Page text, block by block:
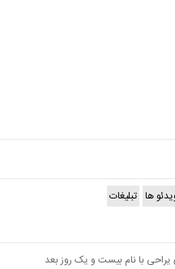
ها تبلیغات
با نام بیست و یک روز بعد